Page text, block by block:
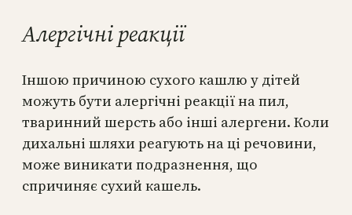
Алергічні реакції
Іншою причиною сухого кашлю у дітей
можуть бути алергічні реакції на пил,
тваринний шерсть або інші алергени. Коли
дихальні шляхи реагують на ці речовини,
може виникати подразнення, що
спричиняє сухий кашель.